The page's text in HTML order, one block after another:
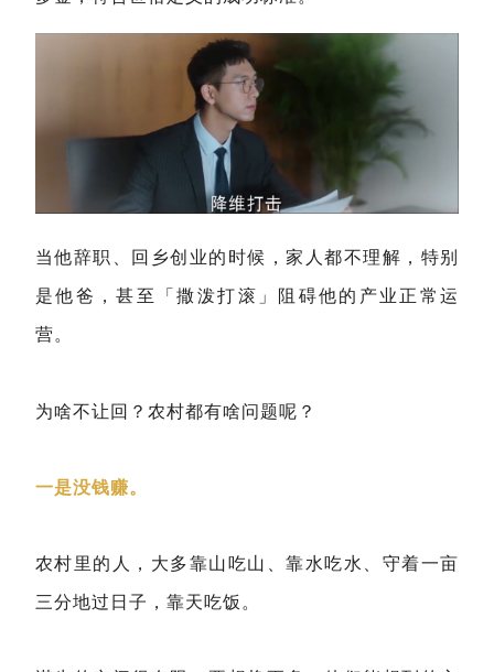
当他辞职、回乡创业的时候，家人都不理解，特别
是他爸，甚至「撒泼打滚」阻碍他的产业正常运
营。
为啥不让回？农村都有啥问题呢？
一是没钱赚。
农村里的人，大多靠山吃山、靠水吃水、守着一亩
三分地过日子，靠天吃饭。